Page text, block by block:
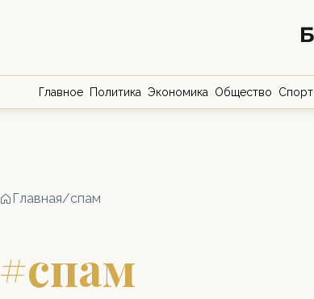
Главное Политика Экономика Общество Спорт
Главная/спам
#спам